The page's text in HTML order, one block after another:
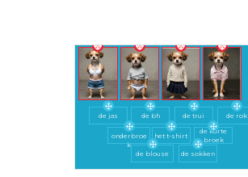
de jas de bh de trui
de rok
de
onderbroe
k
het t-shirt
de korte
broek
de sokken
de blouse